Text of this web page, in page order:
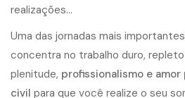
realizações…
Uma das jornadas mais
concentra no trabalho duro,
plenitude, profissionalismo e
civil para que você realize o seu